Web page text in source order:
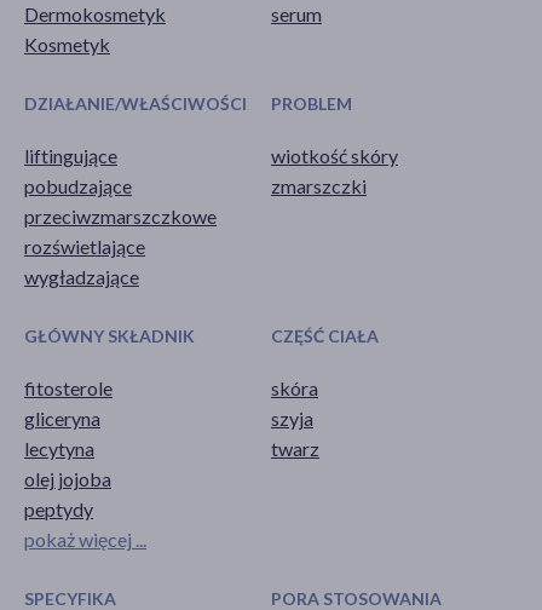
Dermokosmetyk
Kosmetyk
serum
DZIAŁANIE/WŁAŚCIWOŚCI
liftingujące
pobudzające
przeciwzmarszczkowe
rozświetlające
wygładzające
PROBLEM
wiotkość skóry
zmarszczki
GŁÓWNY SKŁADNIK
fitosterole
gliceryna
lecytyna
olej jojoba
peptydy
pokaż więcej ...
CZĘŚĆ CIAŁA
skóra
szyja
twarz
SPECYFIKA PORA STOSOWANIA